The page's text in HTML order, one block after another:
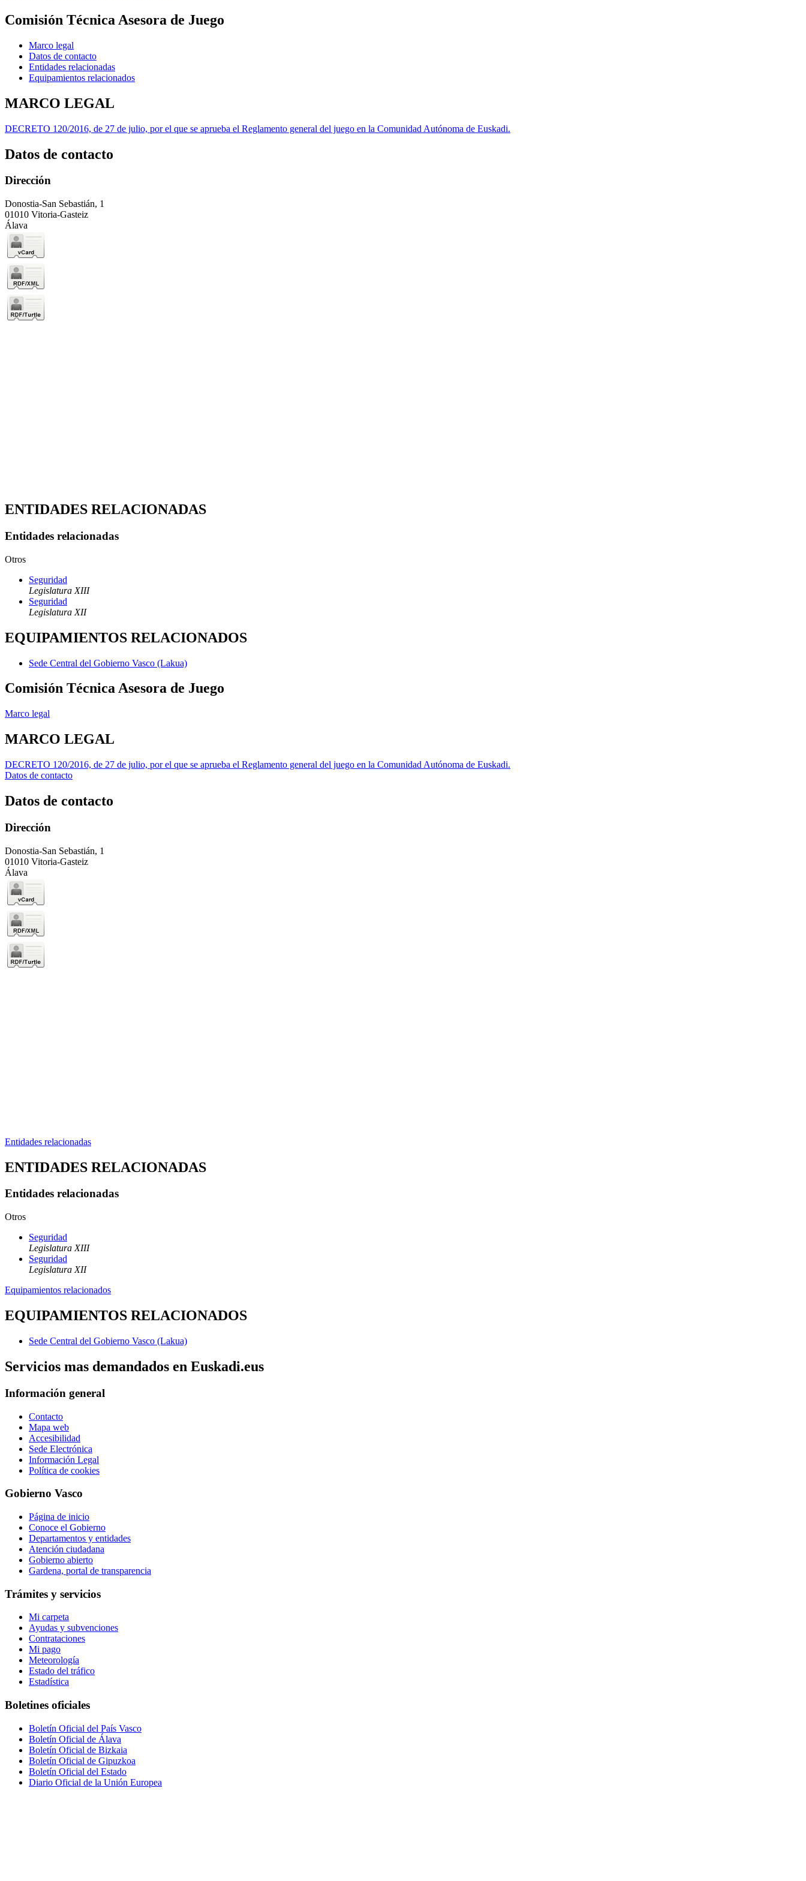
Comisión Técnica Asesora de Juego
Marco legal
Datos de contacto
Entidades relacionadas
Equipamientos relacionados
MARCO LEGAL
DECRETO 120/2016, de 27 de julio, por el que se aprueba el Reglamento general del juego en la Comunidad Autónoma de Euskadi.
Datos de contacto
Dirección
Donostia-San Sebastián, 1
01010 Vitoria-Gasteiz
Álava
ENTIDADES RELACIONADAS
Entidades relacionadas
Otros
Seguridad
Legislatura XIII
Seguridad
Legislatura XII
EQUIPAMIENTOS RELACIONADOS
Sede Central del Gobierno Vasco (Lakua)
Comisión Técnica Asesora de Juego
Marco legal
MARCO LEGAL
DECRETO 120/2016, de 27 de julio, por el que se aprueba el Reglamento general del juego en la Comunidad Autónoma de Euskadi.
Datos de contacto
Datos de contacto
Dirección
Donostia-San Sebastián, 1
01010 Vitoria-Gasteiz
Álava
Entidades relacionadas
ENTIDADES RELACIONADAS
Entidades relacionadas
Otros
Seguridad
Legislatura XIII
Seguridad
Legislatura XII
Equipamientos relacionados
EQUIPAMIENTOS RELACIONADOS
Sede Central del Gobierno Vasco (Lakua)
Servicios mas demandados en Euskadi.eus
Información general
Contacto
Mapa web
Accesibilidad
Sede Electrónica
Información Legal
Política de cookies
Gobierno Vasco
Página de inicio
Conoce el Gobierno
Departamentos y entidades
Atención ciudadana
Gobierno abierto
Gardena, portal de transparencia
Trámites y servicios
Mi carpeta
Ayudas y subvenciones
Contrataciones
Mi pago
Meteorología
Estado del tráfico
Estadística
Boletines oficiales
Boletín Oficial del País Vasco
Boletín Oficial de Álava
Boletín Oficial de Bizkaia
Boletín Oficial de Gipuzkoa
Boletín Oficial del Estado
Diario Oficial de la Unión Europea